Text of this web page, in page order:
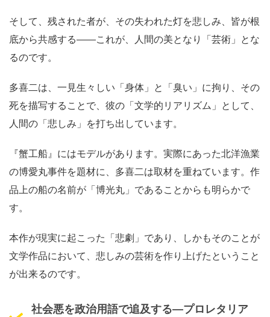
そして、残された者が、その失われた灯を悲しみ、皆が根
底から共感する――これが、人間の美となり「芸術」とな
るのです。
多喜二は、一見生々しい「身体」と「臭い」に拘り、その
死を描写することで、彼の「文学的リアリズム」として、
人間の「悲しみ」を打ち出しています。
『蟹工船』にはモデルがあります。実際にあった北洋漁業
の博愛丸事件を題材に、多喜二は取材を重ねています。作
品上の船の名前が「博光丸」であることからも明らかで
す。
本作が現実に起こった「悲劇」であり、しかもそのことが
文学作品において、悲しみの芸術を作り上げたということ
が出来るのです。
社会悪を政治用語で追及する―プロレタリア